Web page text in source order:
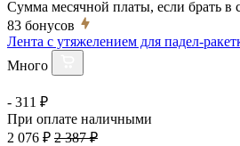
Сумма месячной платы, если брать в
83 бонусов
Лента с утяжелением для падел-
Много
- 311 ₽
При оплате наличными
2 076 ₽ 2 387 ₽